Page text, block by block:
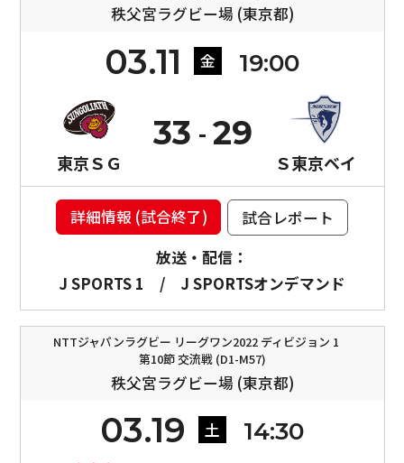
秩父宮ラグビー場 (東京都)
03.11 金 19:00
東京ＳＧ
33
Ｓ東京ベイ
29
詳細情報 (試合終了)
試合レポート
放送・配信：
J SPORTS 1
/ J SPORTSオンデマンド
NTTジャパンラグビー リーグワン2022 ディビジョン 1
第10節 交流戦 (D1-M57)
秩父宮ラグビー場 (東京都)
03.19 土 14:30